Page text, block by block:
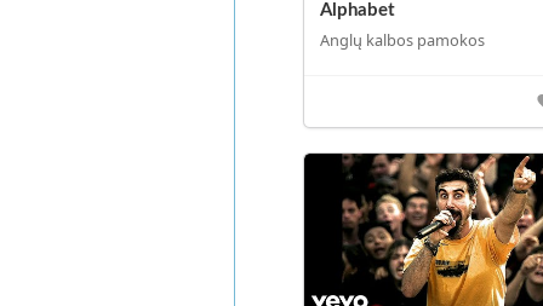
Alphabet
Anglų kalbos pamokos